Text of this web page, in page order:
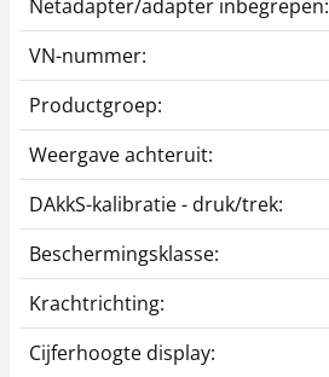
Netadapter/adapter inbegrepen:
VN-nummer:
Productgroep:
Weergave achteruit:
DAkkS-kalibratie - druk/trek:
Beschermingsklasse:
Krachtrichting:
Cijferhoogte display: